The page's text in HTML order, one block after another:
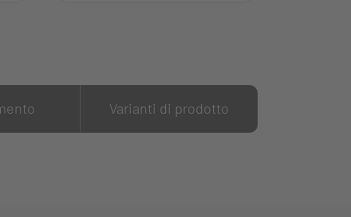
Varianti di prodotto